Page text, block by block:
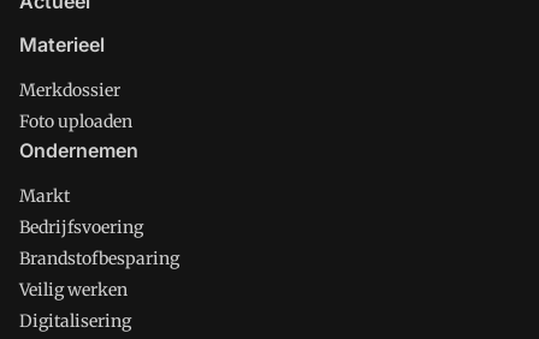
Materieel
Merkdossier
Foto uploaden
Ondernemen
Markt
Bedrijfsvoering
Brandstofbesparing
Veilig werken
Digitalisering